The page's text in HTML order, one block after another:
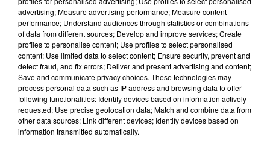
magistrat a rappelé aux deux prévenus que la victime
n'avait jamais été mise en cause par la justice pour
pédophilie."Vous le tenez d'où, que votre voisin est
pédophile ?",a-t-il demandé. "C'est parce que j'ai
couché avec sa femme, c'est elle qui me l'a dit", a
assuré l'un des prévenus.
Les deux agresseurs ont finalement été condamnés à
5 et 6 mois de prison ferme, une obligation de soins et
une interdiction de séjour aux Sables-d'Olonne.
advertising; Measure advertising performance; Measure content
performance; Understand audiences through statistics or combinations
of data from different sources; Develop and improve services; Create
profiles to personalise content; Use profiles to select personalised
content; Use limited data to select content; Ensure security, prevent and
detect fraud, and fix errors; Deliver and present advertising and content;
Save and communicate privacy choices. These technologies may
process personal data such as IP address and browsing data to offer
following functionalities: Identify devices based on information actively
requested; Use precise geolocation data; Match and combine data from
other data sources; Link different devices; Identify devices based on
information transmitted automatically.